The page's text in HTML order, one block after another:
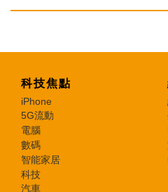
科技焦點
iPhone
5G流動
電腦
數碼
智能家居
科技
汽車